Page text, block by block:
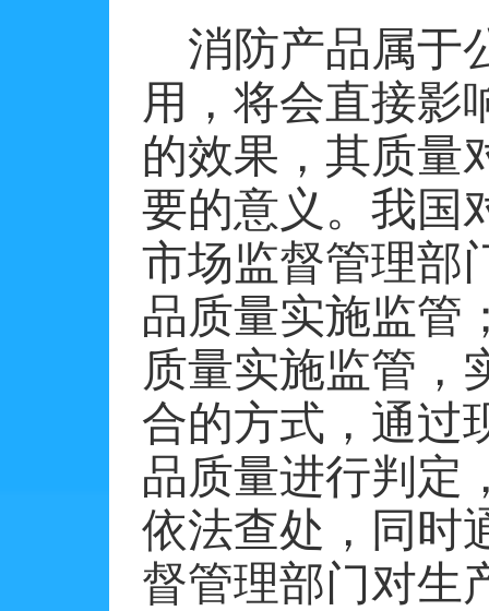
消防产品属于
用，将会直接影
的效果，其质量
要的意义。我国
市场监督管理部
品质量实施监管
质量实施监管，
合的方式，通过
品质量进行判定
依法查处，同时
督管理部门对生